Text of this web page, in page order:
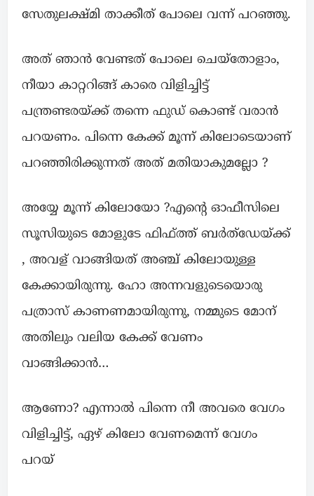
സേതുലക്ഷ്മി താക്കീത് പോലെ വന്ന് പറഞ്ഞു.
അത് ഞാൻ വേണ്ടത് പോലെ ചെയ്തോളാം,
നീയാ കാറ്ററിങ്ങ് കാരെ വിളിച്ചിട്ട്
പന്ത്രണ്ടരയ്ക്ക് തന്നെ ഫുഡ് കൊണ്ട് വരാൻ
പറയണം. പിന്നെ കേക്ക് മൂന്ന് കിലോടെയാണ്
പറഞ്ഞിരിക്കുന്നത് അത് മതിയാകുമല്ലോ ?
അയ്യേ മൂന്ന് കിലോയോ ?എൻ്റെ ഓഫീസിലെ
സൂസിയുടെ മോളുടേ ഫിഫ്ത്ത് ബർത്ഡേയ്ക്ക്
, അവള് വാങ്ങിയത് അഞ്ച് കിലോയുള്ള
കേക്കായിരുന്നു. ഹോ അന്നവളുടെയൊരു
പത്രാസ് കാണണമായിരുന്നു, നമ്മുടെ മോന്
അതിലും വലിയ കേക്ക് വേണം
വാങ്ങിക്കാൻ…
ആണോ? എന്നാൽ പിന്നെ നീ അവരെ വേഗം
വിളിച്ചിട്ട്, ഏഴ് കിലോ വേണമെന്ന് വേഗം
പറയ്